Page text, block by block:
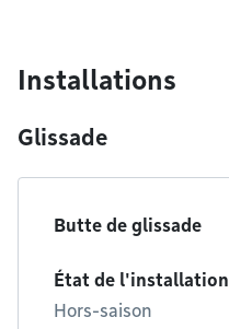
Installations
Glissade
Butte de glissade
État de l'installation
Hors-saison